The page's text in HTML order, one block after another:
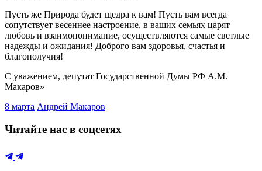
Пусть же Природа будет щедра к вам! Пусть вам всегда
сопутствует весеннее настроение, в ваших семьях царят
любовь и взаимопонимание, осуществляются самые светлые
надежды и ожидания! Доброго вам здоровья, счастья и
благополучия!
С уважением, депутат Государственной Думы РФ А.М.
Макаров»
8 марта Андрей Макаров
Читайте нас в соцсетях